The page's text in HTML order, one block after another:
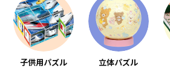
子供用パズル 立体パズル